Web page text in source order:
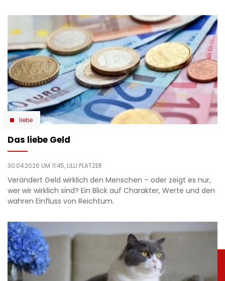
liebe
Das liebe Geld
30.04.2026 UM 11:45, LILLI PLATZER
Verändert Geld wirklich den Menschen – oder zeigt es nur,
wer wir wirklich sind? Ein Blick auf Charakter, Werte und den
wahren Einfluss von Reichtum.